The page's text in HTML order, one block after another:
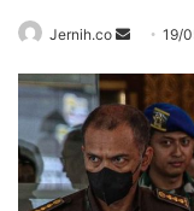
Jernih.co
Send
email
19/